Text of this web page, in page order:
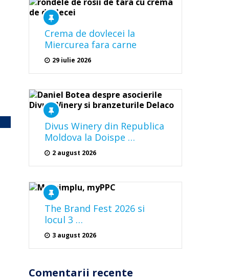
Crema de dovlecei la
Miercurea fara carne
29 iulie 2026
Divus Winery din Republica
Moldova la Doispe …
2 august 2026
The Brand Fest 2026 si
locul 3 …
3 august 2026
Comentarii recente